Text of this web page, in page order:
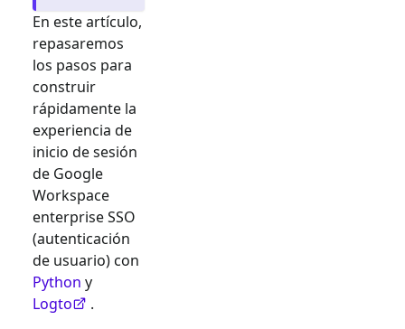
En este artículo,
repasaremos
los pasos para
construir
rápidamente la
experiencia de
inicio de sesión
de Google
Workspace
enterprise SSO
(autenticación
de usuario) con
Python y
Logto
.